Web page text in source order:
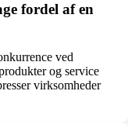
fordel af en
ved
og service
virksomheder